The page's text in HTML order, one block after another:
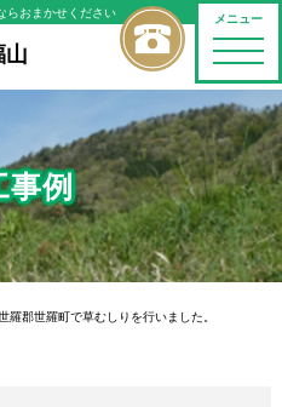
メニュー
toggle
らおまかせください
山
事例
羅郡世羅町で草むしりを行いました。